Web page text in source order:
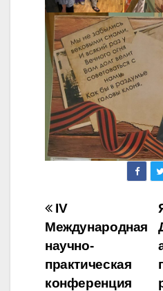
Навигация
по
записям
IV
Международная
научно-
практическая
конференция